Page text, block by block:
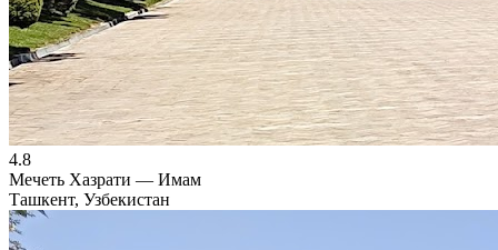
4.8
Мечеть Хазрати — Имам
Ташкент, Узбекистан